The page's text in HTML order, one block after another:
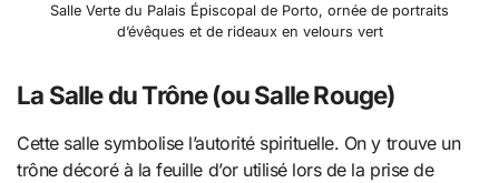
Salle Verte du Palais Épiscopal de Porto, ornée de portraits
d’évêques et de rideaux en velours vert
La Salle du Trône (ou Salle Rouge)
Cette salle symbolise l’autorité spirituelle. On y trouve un
trône décoré à la feuille d’or utilisé lors de la prise de